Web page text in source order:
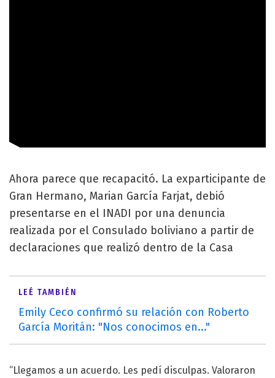
Ahora parece que recapacitó. La exparticipante de
Gran Hermano, Marian García Farjat, debió
presentarse en el INADI por una denuncia
realizada por el Consulado boliviano a partir de
declaraciones que realizó dentro de la Casa
LEÉ TAMBIÉN
Emily Ceco confirmó su relación con Roberto
García Moritán: "Nos conocimos en..."
“Llegamos a un acuerdo. Les pedí disculpas. Valoraron